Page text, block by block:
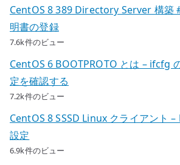
CentOS 8 389 Directory Server 構築
明書の登録
7.6k件のビュー
CentOS 6 BOOTPROTO とは – ifcfg
定を確認する
7.2k件のビュー
CentOS 8 SSSD Linux クライアント
設定
6.9k件のビュー